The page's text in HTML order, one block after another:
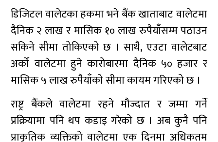
डिजिटल वालेटका हकमा भने बैंक खाताबाट वालेटमा
दैनिक २ लाख र मासिक १० लाख रुपैयाँसम्म पठाउन
सकिने सीमा तोकिएको छ । साथै, एउटा वालेटबाट
अर्को वालेटमा हुने कारोबारमा दैनिक ५० हजार र
मासिक ५ लाख रुपैयाँको सीमा कायम गरिएको छ ।
राष्ट्र बैंकले वालेटमा रहने मौज्दात र जम्मा गर्ने
प्रक्रियामा पनि थप कडाइ गरेको छ । अब कुनै पनि
प्राकृतिक व्यक्तिको वालेटमा एक दिनमा अधिकतम